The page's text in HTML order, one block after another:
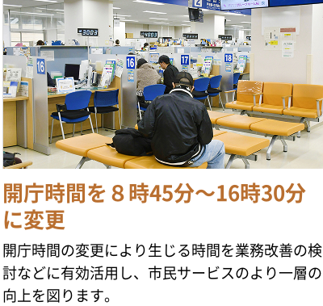
開庁時間を８時45分～16時30分
に変更
開庁時間の変更により生じる時間を業務改善の検
討などに有効活用し、市民サービスのより一層の
向上を図ります。